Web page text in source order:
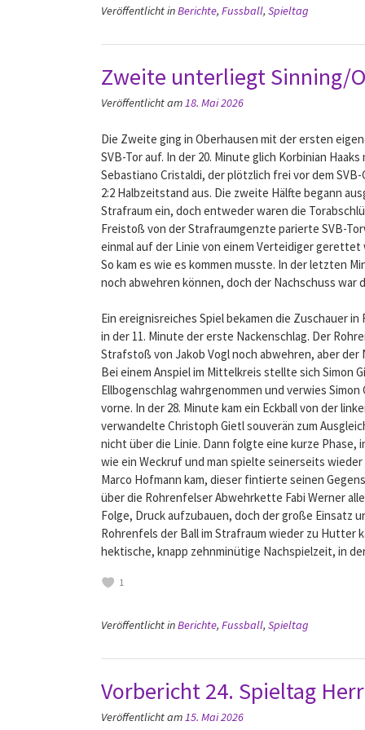
Veröffentlicht inBerichte, Fussball, Spieltag
Zweite unterliegt Sinning/
Veröffentlicht am18. Mai 2026
Die Zweite ging in Oberhausen mit der ersten
SVB-Tor auf. In der 20. Minute glich Korbinian
Sebastiano Cristaldi, der plötzlich frei vor dem
2:2 Halbzeitstand aus. Die zweite Hälfte begann
Strafraum ein, doch entweder waren die
Freistoß von der Strafraumgenzte parierte SVB-
einmal auf der Linie von einem Verteidiger
So kam es wie es kommen musste. In der letzten
noch abwehren können, doch der Nachschuss war
Ein ereignisreiches Spiel bekamen die Zuschauer
in der 11. Minute der erste Nackenschlag. Der
Strafstoß von Jakob Vogl noch abwehren, aber der
Bei einem Anspiel im Mittelkreis stellte sich Simon
Ellbogenschlag wahrgenommen und verwies
vorne. In der 28. Minute kam ein Eckball von der
verwandelte Christoph Gietl souverän zum
nicht über die Linie. Dann folgte eine kurze Phase,
wie ein Weckruf und man spielte seinerseits
Marco Hofmann kam, dieser fintierte seinen
über die Rohrenfelser Abwehrkette Fabi Werner
Folge, Druck aufzubauen, doch der große Einsatz
Rohrenfels der Ball im Strafraum wieder zu Hutter
hektische, knapp zehnminütige Nachspielzeit, in
1
Veröffentlicht inBerichte, Fussball, Spieltag
Vorbericht 24. Spieltag
Veröffentlicht am15. Mai 2026